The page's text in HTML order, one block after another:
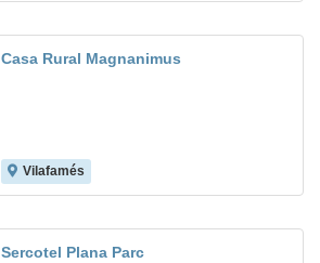
Casa Rural Magnanimus
Vilafamés
Sercotel Plana Parc